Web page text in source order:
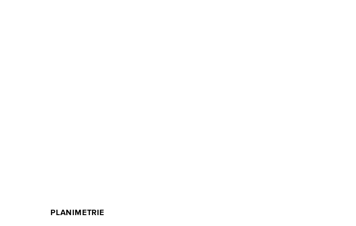
PLANIMETRIE